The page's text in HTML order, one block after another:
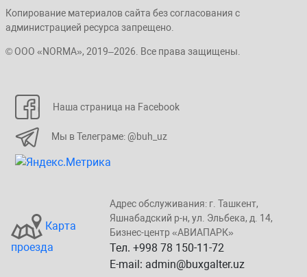
Копирование материалов сайта без согласования с
администрацией ресурса запрещено.
© ООО «NORMA», 2019–2026. Все права защищены.
Наша страница на Facebook
Мы в Телеграме: @buh_uz
Карта
проезда
Адрес обслуживания: г. Taшкент,
Яшнaбaдский p-н, yл. Эльбeка, д. 14,
Бизнеc-центp «ABИАПAPК»
Тел. +998 78 150-11-72
E-mail: admin@buxgalter.uz